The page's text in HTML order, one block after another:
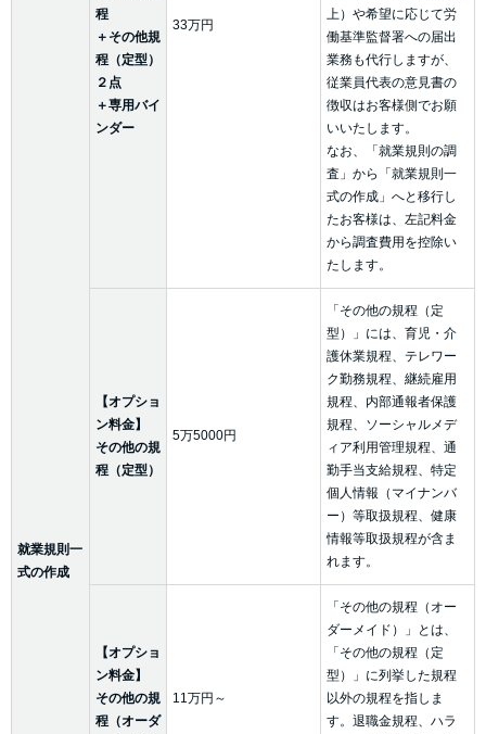
就業規則一
式の作成
程
＋その他規
程（定型）
２点
＋専用バイ
ンダー
33万円
上）や希望に応じて労
働基準監督署への届出
業務も代行しますが、
従業員代表の意見書の
徴収はお客様側でお願
いいたします。
なお、「就業規則の調
査」から「就業規則一
式の作成」へと移行し
たお客様は、左記料金
から調査費用を控除い
たします。
【オプショ
ン料金】
その他の規
程（定型）
5万5000円
「その他の規程（定
型）」には、育児・介
護休業規程、テレワー
ク勤務規程、継続雇用
規程、内部通報者保護
規程、ソーシャルメデ
ィア利用管理規程、通
勤手当支給規程、特定
個人情報（マイナンバ
ー）等取扱規程、健康
情報等取扱規程が含ま
れます。
【オプショ
ン料金】
その他の規
程（オーダ
11万円～
「その他の規程（オー
ダーメイド）」とは、
「その他の規程（定
型）」に列挙した規程
以外の規程を指しま
す。退職金規程、ハラ